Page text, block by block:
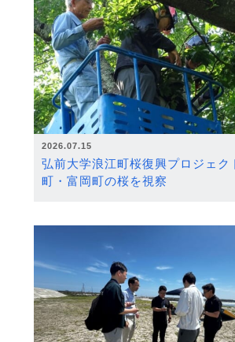
2026.07.15
弘前大学浪江町桜復興プロジェ
町・富岡町の桜を視察